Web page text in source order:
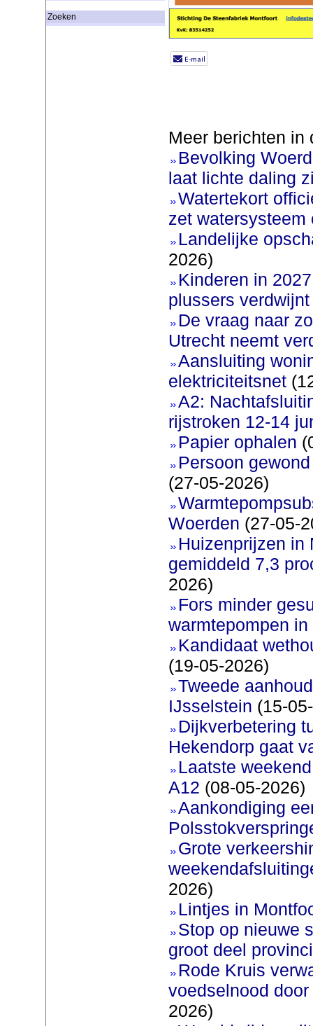
Zoeken
Meer berichten in
Bevolking
laat lichte daling
Watertekort
zet watersysteem
Landelijke
2026)
Kinderen in
plussers verdwijnt
De vraag naar
Utrecht neemt
Aansluiting
elektriciteitsnet
A2:
rijstroken 12-14
Papier ophalen
Persoon
(27-05-2026)
Woerden (27-05-
Huizenprijzen in
gemiddeld 7,3
2026)
Fors minder
warmtepompen in
Kandidaat
(19-05-2026)
Tweede
IJsselstein (15-
Dijkverbetering
Hekendorp gaat
Laatste
A12 (08-05-2026)
Aankondiging
Grote
2026)
Lintjes in
Stop op nieuwe
groot deel
Rode Kruis
voedselnood
2026)